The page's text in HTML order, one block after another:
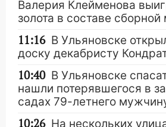
Валерия Клейменова
золота в составе сборной
11:16 В Ульяновске
доску декабристу
10:40 В Ульяновске
нашли потерявшегося в
садах 79-летнего
10:26 На нескольких